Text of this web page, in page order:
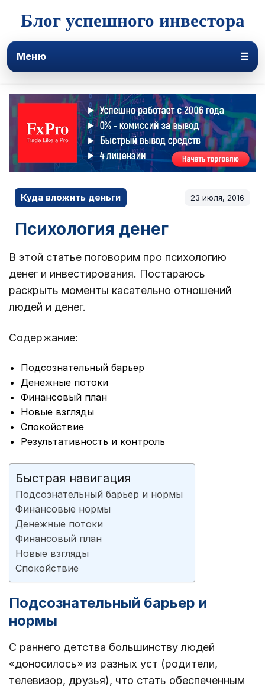
Блог успешного инвестора
Меню ☰
Куда вложить деньги 23 июля, 2016
Психология денег
В этой статье поговорим про психологию
денег и инвестирования. Постараюсь
раскрыть моменты касательно отношений
людей и денег.
Содержание:
Подсознательный барьер
Денежные потоки
Финансовый план
Новые взгляды
Спокойствие
Результативность и контроль
Быстрая навигация
Подсознательный барьер и нормы
Финансовые нормы
Денежные потоки
Финансовый план
Новые взгляды
Спокойствие
Подсознательный барьер и
нормы
С раннего детства большинству людей
«доносилось» из разных уст (родители,
телевизор, друзья), что стать обеспеченным